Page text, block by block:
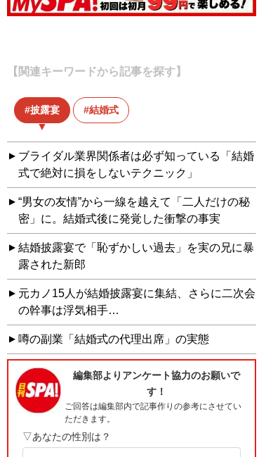
【関連キーワードから記事を探す】
披露宴 結婚式
ブライダル業界関係者は必ず知っている「結婚
式で絶対に損をしないテクニック」
“男女の友情”から一線を越えて「二人だけの秘
密」に。結婚式後に発覚した衝撃の事実
結婚披露宴で「恥ずかしい過去」を実の兄に暴
露された新郎
元カノ15人が結婚披露宴に集結、さらに二次会
の幹事は浮気相手…
噂の副業「結婚式の代理出席」の実態